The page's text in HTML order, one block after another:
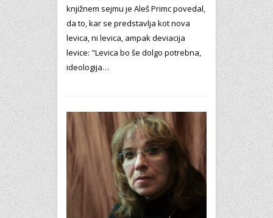
knjižnem sejmu je Aleš Primc povedal,
da to, kar se predstavlja kot nova
levica, ni levica, ampak deviacija
levice: "Levica bo še dolgo potrebna,
ideologija…